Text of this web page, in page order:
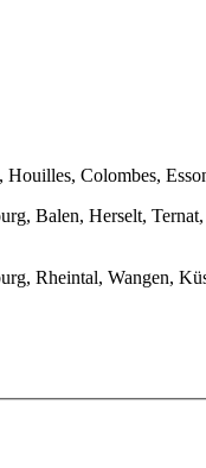
Colombes,
Balen, Herselt,
Rheintal, Wangen,